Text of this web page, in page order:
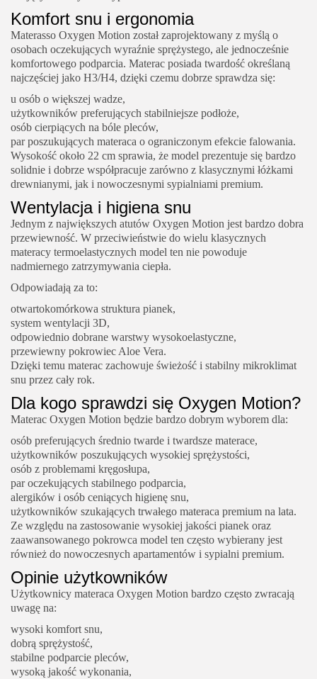
Komfort snu i ergonomia
Materasso Oxygen Motion został zaprojektowany z myślą o
osobach oczekujących wyraźnie sprężystego, ale jednocześnie
komfortowego podparcia. Materac posiada twardość określaną
najczęściej jako H3/H4, dzięki czemu dobrze sprawdza się:
u osób o większej wadze,
użytkowników preferujących stabilniejsze podłoże,
osób cierpiących na bóle pleców,
par poszukujących materaca o ograniczonym efekcie falowania.
Wysokość około 22 cm sprawia, że model prezentuje się bardzo
solidnie i dobrze współpracuje zarówno z klasycznymi łóżkami
drewnianymi, jak i nowoczesnymi sypialniami premium.
Wentylacja i higiena snu
Jednym z największych atutów Oxygen Motion jest bardzo dobra
przewiewność. W przeciwieństwie do wielu klasycznych
materacy termoelastycznych model ten nie powoduje
nadmiernego zatrzymywania ciepła.
Odpowiadają za to:
otwartokomórkowa struktura pianek,
system wentylacji 3D,
odpowiednio dobrane warstwy wysokoelastyczne,
przewiewny pokrowiec Aloe Vera.
Dzięki temu materac zachowuje świeżość i stabilny mikroklimat
snu przez cały rok.
Dla kogo sprawdzi się Oxygen Motion?
Materac Oxygen Motion będzie bardzo dobrym wyborem dla:
osób preferujących średnio twarde i twardsze materace,
użytkowników poszukujących wysokiej sprężystości,
osób z problemami kręgosłupa,
par oczekujących stabilnego podparcia,
alergików i osób ceniących higienę snu,
użytkowników szukających trwałego materaca premium na lata.
Ze względu na zastosowanie wysokiej jakości pianek oraz
zaawansowanego pokrowca model ten często wybierany jest
również do nowoczesnych apartamentów i sypialni premium.
Opinie użytkowników
Użytkownicy materaca Oxygen Motion bardzo często zwracają
uwagę na:
wysoki komfort snu,
dobrą sprężystość,
stabilne podparcie pleców,
wysoką jakość wykonania,